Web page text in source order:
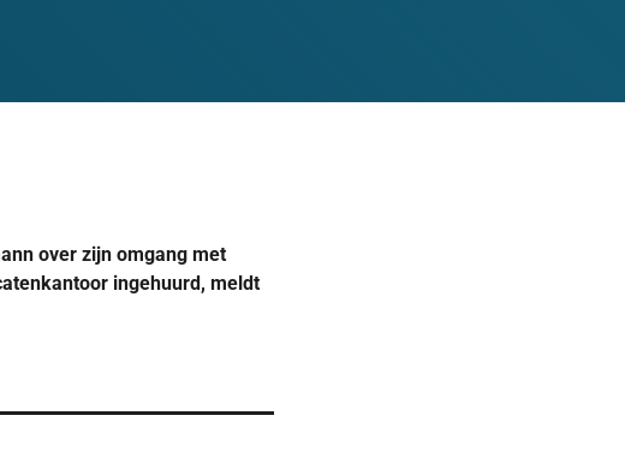
over zijn omgang met
ingehuurd, meldt